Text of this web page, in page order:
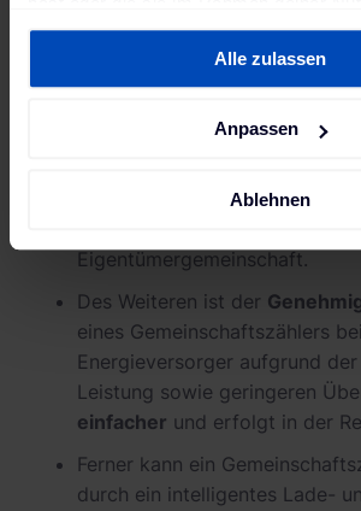
gesammelt haben. Weitere
Datenschutzerklärungund
Impressum.
Alle zulassen
Anpassen
Ablehnen
lassen sich die einzelnen
Ausbau ermöglicht den
die Elektromobilität mitfairer
Eigentümergemeinschaft.
Des Weiteren ist der
eines Gemeinschaftszählers
Energieversorger aufgrund
Leistung sowie geringeren
einfacher und erfolgt in der
Ferner kann ein
durch ein intelligentes Lade-